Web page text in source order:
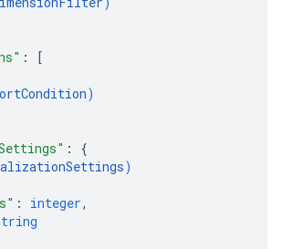
:
[
)
: {
)
: integer,